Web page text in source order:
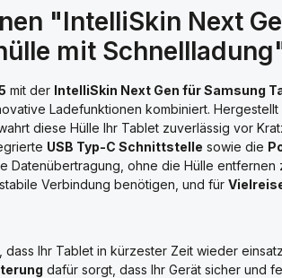
"IntelliSkin Next
mit
mit der IntelliSkin Next Gen für Samsung
Ladefunktionen kombiniert. Hergestellt
diese Hülle Ihr Tablet zuverlässig vor
USB Typ-C Schnittstelle sowie die
Datenübertragung, ohne die Hülle entfernen
stabile Verbindung benötigen, und für
dass Ihr Tablet in kürzester Zeit wieder
dafür sorgt, dass Ihr Gerät sicher und